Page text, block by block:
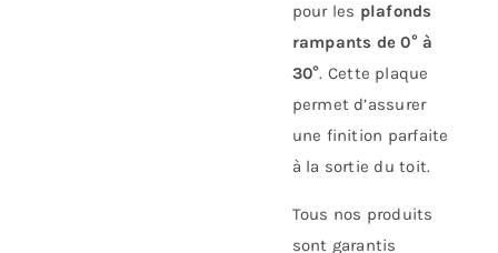
pour les plafonds
rampants de 0° à
30°. Cette plaque
permet d’assurer
une finition parfaite
à la sortie du toit.
Tous nos produits
sont garantis